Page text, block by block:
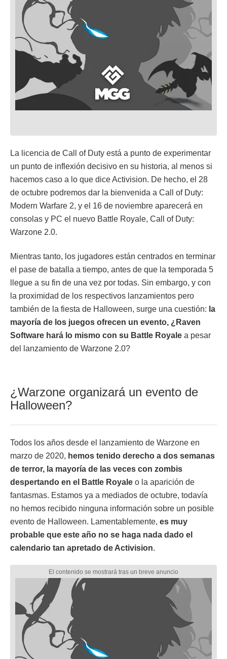
La licencia de Call of Duty está a punto de experimentar
un punto de inflexión decisivo en su historia, al menos si
hacemos caso a lo que dice Activision. De hecho, el 28
de octubre podremos dar la bienvenida a Call of Duty:
Modern Warfare 2, y el 16 de noviembre aparecerá en
consolas y PC el nuevo Battle Royale, Call of Duty:
Warzone 2.0.
Mientras tanto, los jugadores están centrados en terminar
el pase de batalla a tiempo, antes de que la temporada 5
llegue a su fin de una vez por todas. Sin embargo, y con
la proximidad de los respectivos lanzamientos pero
también de la fiesta de Halloween, surge una cuestión: la
mayoría de los juegos ofrecen un evento, ¿Raven
Software hará lo mismo con su Battle Royale a pesar
del lanzamiento de Warzone 2.0?
¿Warzone organizará un evento de
Halloween?
Todos los años desde el lanzamiento de Warzone en
marzo de 2020, hemos tenido derecho a dos semanas
de terror, la mayoría de las veces con zombis
despertando en el Battle Royale o la aparición de
fantasmas. Estamos ya a mediados de octubre, todavía
no hemos recibido ninguna información sobre un posible
evento de Halloween. Lamentablemente, es muy
probable que este año no se haga nada dado el
calendario tan apretado de Activision.